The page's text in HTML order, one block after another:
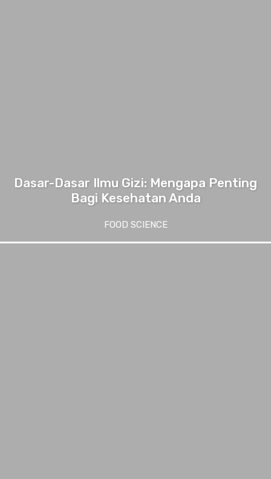
Dasar-Dasar Ilmu Gizi: Mengapa Penting
Bagi Kesehatan Anda
FOOD SCIENCE